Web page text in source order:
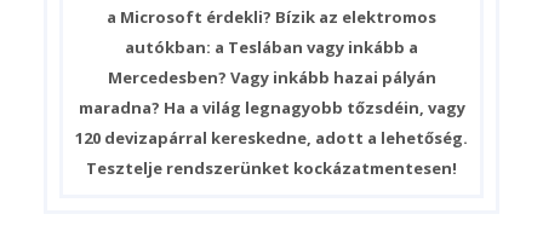
a Microsoft érdekli? Bízik az elektromos
autókban: a Teslában vagy inkább a
Mercedesben? Vagy inkább hazai pályán
maradna? Ha a világ legnagyobb tőzsdéin, vagy
120 devizapárral kereskedne, adott a lehetőség.
Tesztelje rendszerünket kockázatmentesen!